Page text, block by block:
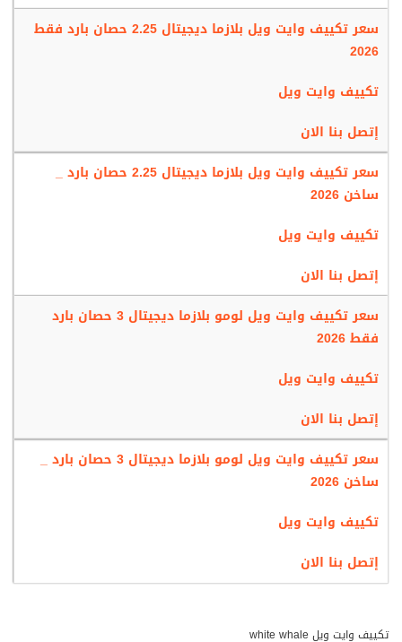
سعر تكييف وايت ويل بلازما ديجيتال 2.25 حصان بارد فقط
2026
تكييف وايت ويل
إتصل بنا الان
سعر تكييف وايت ويل بلازما ديجيتال 2.25 حصان بارد _
ساخن 2026
تكييف وايت ويل
إتصل بنا الان
سعر تكييف وايت ويل لومو بلازما ديجيتال 3 حصان بارد
فقط 2026
تكييف وايت ويل
إتصل بنا الان
سعر تكييف وايت ويل لومو بلازما ديجيتال 3 حصان بارد _
ساخن 2026
تكييف وايت ويل
إتصل بنا الان
تكييف وايت ويل white whale